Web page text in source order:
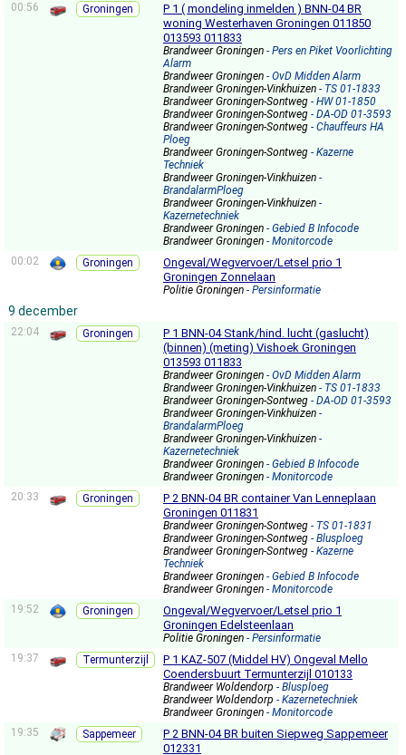
00:56
Groningen
P 1 ( mondeling inmelden ) BNN-04 BR
woning Westerhaven Groningen 011850
013593 011833
Brandweer Groningen - Pers en Piket Voorlichting
Alarm
Brandweer Groningen - OvD Midden Alarm
Brandweer Groningen-Vinkhuizen - TS 01-1833
Brandweer Groningen-Sontweg - HW 01-1850
Brandweer Groningen-Sontweg - DA-OD 01-3593
Brandweer Groningen-Sontweg - Chauffeurs HA
Ploeg
Brandweer Groningen-Sontweg - Kazerne
Techniek
Brandweer Groningen-Vinkhuizen -
BrandalarmPloeg
Brandweer Groningen-Vinkhuizen -
Kazernetechniek
Brandweer Groningen - Gebied B Infocode
Brandweer Groningen - Monitorcode
00:02
Groningen
Ongeval/Wegvervoer/Letsel prio 1
Groningen Zonnelaan
Politie Groningen - Persinformatie
9 december
22:04 Groningen
P 1 BNN-04 Stank/hind. lucht (gaslucht)
(binnen) (meting) Vishoek Groningen
013593 011833
Brandweer Groningen - OvD Midden Alarm
Brandweer Groningen-Vinkhuizen - TS 01-1833
Brandweer Groningen-Sontweg - DA-OD 01-3593
Brandweer Groningen-Vinkhuizen -
BrandalarmPloeg
Brandweer Groningen-Vinkhuizen -
Kazernetechniek
Brandweer Groningen - Gebied B Infocode
Brandweer Groningen - Monitorcode
20:33
Groningen
P 2 BNN-04 BR container Van Lenneplaan
Groningen 011831
Brandweer Groningen-Sontweg - TS 01-1831
Brandweer Groningen-Sontweg - Blusploeg
Brandweer Groningen-Sontweg - Kazerne
Techniek
Brandweer Groningen - Gebied B Infocode
Brandweer Groningen - Monitorcode
19:52
Groningen
Ongeval/Wegvervoer/Letsel prio 1
Groningen Edelsteenlaan
Politie Groningen - Persinformatie
19:37
Termunterzijl
P 1 KAZ-507 (Middel HV) Ongeval Mello
Coendersbuurt Termunterzijl 010133
Brandweer Woldendorp - Blusploeg
Brandweer Woldendorp - Kazernetechniek
Brandweer Groningen - Monitorcode
19:35
Sappemeer
P 2 BNN-04 BR buiten Siepweg Sappemeer
012331